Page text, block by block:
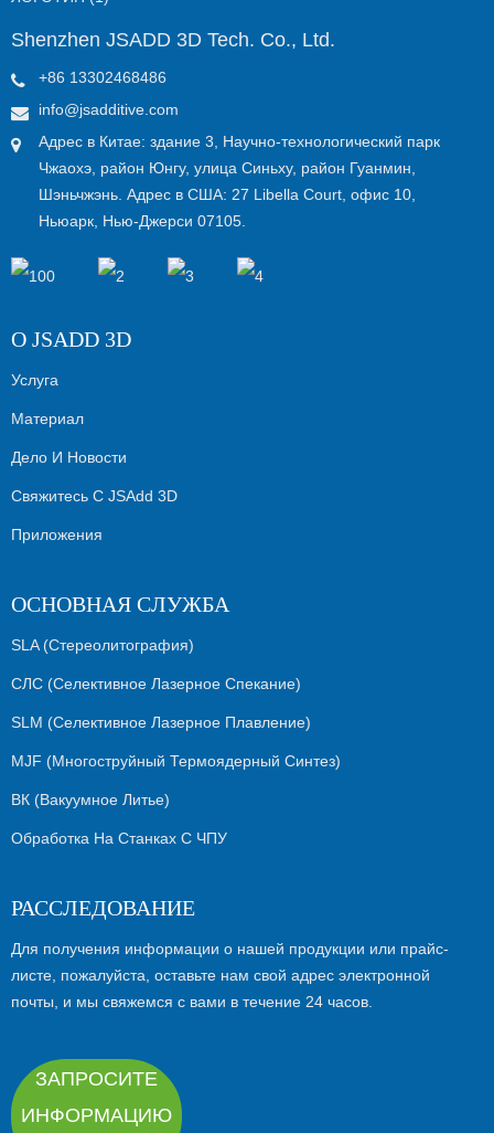
Shenzhen JSADD 3D Tech. Co., Ltd.
+86 13302468486
info@jsadditive.com
Адрес в Китае: здание 3, Научно-технологический парк
Чжаохэ, район Юнгу, улица Синьху, район Гуанмин,
Шэньчжэнь. Адрес в США: 27 Libella Court, офис 10,
Ньюарк, Нью-Джерси 07105.
О JSADD 3D
Услуга
Материал
Дело И Новости
Свяжитесь С JSAdd 3D
Приложения
ОСНОВНАЯ СЛУЖБА
SLA (стереолитография)
СЛС (селективное Лазерное Спекание)
SLM (селективное Лазерное Плавление)
MJF (многоструйный Термоядерный Синтез)
ВК (вакуумное Литье)
Обработка На Станках С ЧПУ
РАССЛЕДОВАНИЕ
Для получения информации о нашей продукции или прайс-
листе, пожалуйста, оставьте нам свой адрес электронной
почты, и мы свяжемся с вами в течение 24 часов.
ЗАПРОСИТЕ
ИНФОРМАЦИЮ